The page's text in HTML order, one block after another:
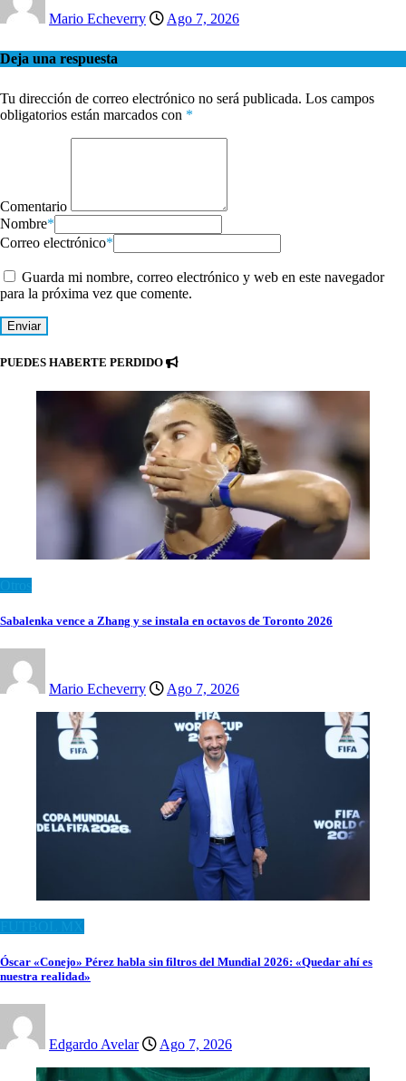
Mario Echeverry Ago 7, 2026
Deja una respuesta
Tu dirección de correo electrónico no será publicada. Los campos
obligatorios están marcados con *
Comentario
Nombre*
Correo electrónico*
Guarda mi nombre, correo electrónico y web en este navegador
para la próxima vez que comente.
PUEDES HABERTE PERDIDO
Sabalenka vence a Zhang y se instala en octavos de Toronto 2026
Mario Echeverry Ago 7, 2026
Óscar «Conejo» Pérez habla sin filtros del Mundial 2026: «Quedar ahí es
nuestra realidad»
Edgardo Avelar Ago 7, 2026